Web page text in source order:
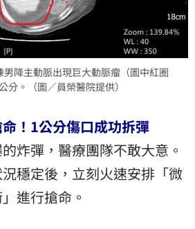
降主動脈出現巨大動脈瘤（圖中紅圈
分。（圖／員榮醫院提供）
！1公分傷口成功拆彈
炸彈，醫療團隊不敢大意。
穩定後，立刻火速安排「微
進行搶命。